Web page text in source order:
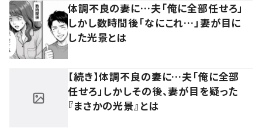
体調不良の妻に…夫「俺に全部任せろ」
しかし数時間後「なにこれ…」妻が目に
した光景とは
【続き】体調不良の妻に…夫「俺に全部
任せろ」しかしその後、妻が目を疑った
『まさかの光景』とは